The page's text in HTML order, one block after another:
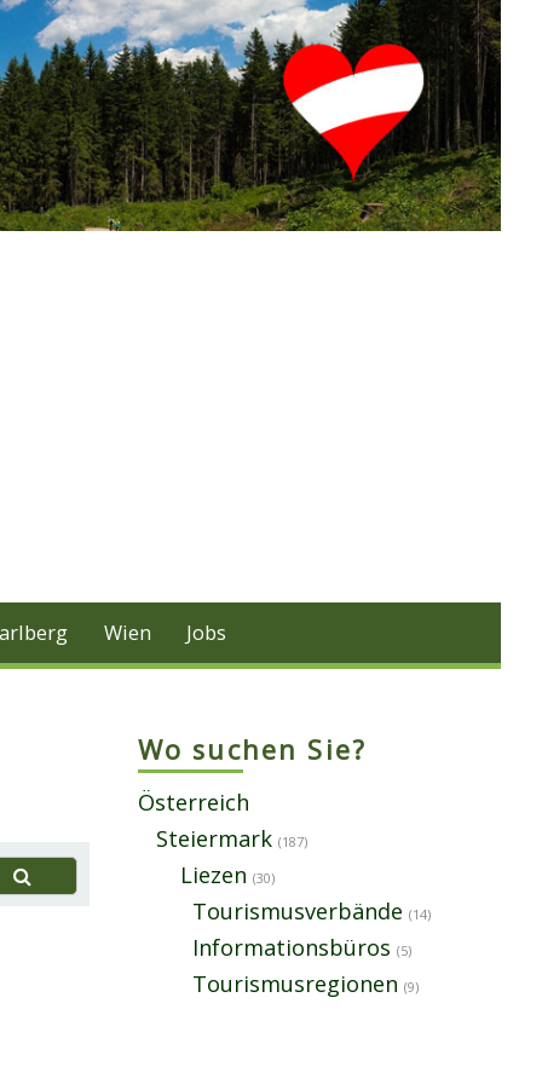
Wien Jobs
Wo suchen Sie?
Österreich
Steiermark (187)
Liezen (30)
Tourismusverbände (14)
Informationsbüros (5)
Tourismusregionen (9)